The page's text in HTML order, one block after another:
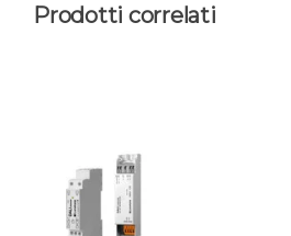
Prodotti correlati